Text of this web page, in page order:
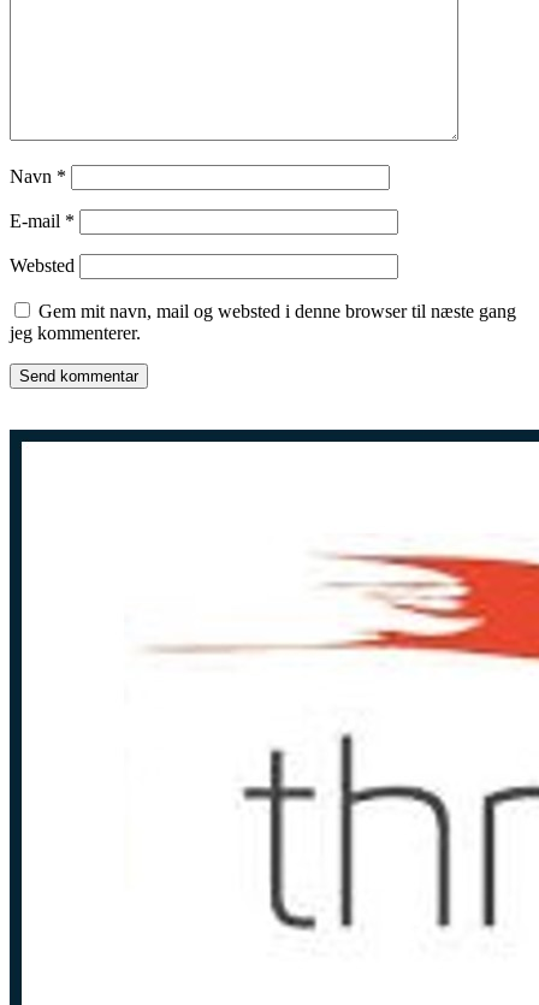
Navn *
E-mail *
Websted
Gem mit navn, mail og websted i denne browser til næste gang
jeg kommenterer.